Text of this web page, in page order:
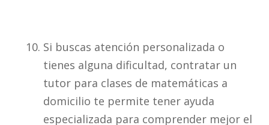
Si buscas atención personalizada o
tienes alguna dificultad, contratar un
tutor para clases de matemáticas a
domicilio te permite tener ayuda
especializada para comprender mejor el